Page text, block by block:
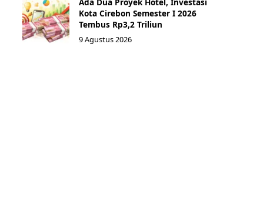
Kota Cirebon Semester I 2026
Tembus Rp3,2 Triliun
9 Agustus 2026